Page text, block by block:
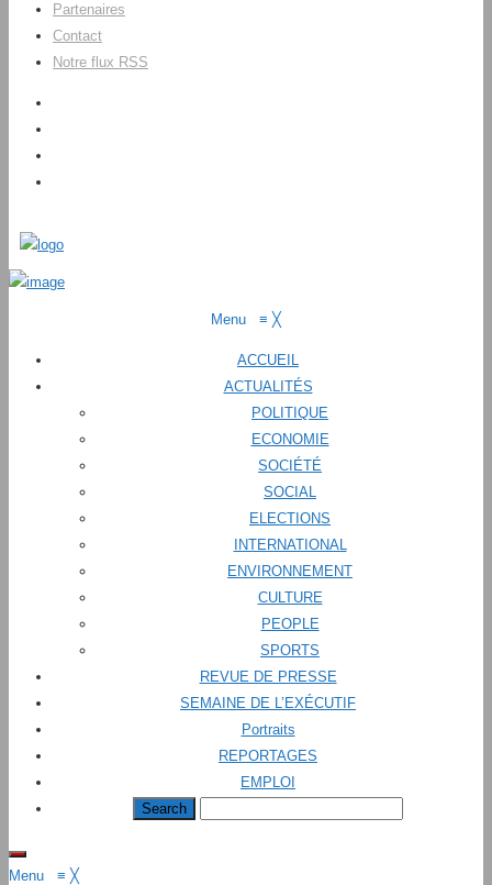
Partenaires
Contact
Notre flux RSS
Menu ≡ ╳
ACCUEIL
ACTUALITÉS
POLITIQUE
ECONOMIE
SOCIÉTÉ
SOCIAL
ELECTIONS
INTERNATIONAL
ENVIRONNEMENT
CULTURE
PEOPLE
SPORTS
REVUE DE PRESSE
SEMAINE DE L’EXÉCUTIF
Portraits
REPORTAGES
EMPLOI
Menu ≡ ╳